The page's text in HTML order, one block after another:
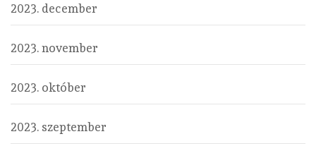
2023. december
2023. november
2023. október
2023. szeptember